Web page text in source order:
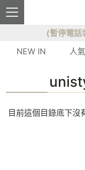
(暫停電話
NEW IN
人
目前這個目錄底下沒